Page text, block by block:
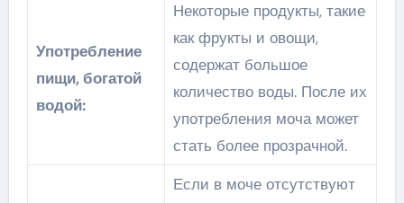
Употребление
пищи, богатой
водой:
Некоторые продукты, такие
как фрукты и овощи,
содержат большое
количество воды. После их
употребления моча может
стать более прозрачной.
Если в моче отсутствуют